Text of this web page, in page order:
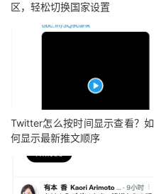
区，轻松切换国家设置
Twitter怎么按时间显示查看？如
何显示最新推文顺序